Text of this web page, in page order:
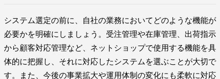
システム選定の前に、自社の業務においてどのような機能が
必要かを明確にしましょう。受注管理や在庫管理、出荷指示
から顧客対応管理など、ネットショップで使用する機能を具
体的に把握し、それに対応したシステムを選ぶことが大切で
す。また、今後の事業拡大や運用体制の変化にも柔軟に対応